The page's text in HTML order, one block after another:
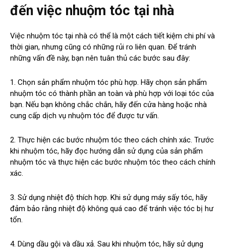
đến việc nhuộm tóc tại nhà
Việc nhuộm tóc tại nhà có thể là một cách tiết kiệm chi phí và
thời gian, nhưng cũng có những rủi ro liên quan. Để tránh
những vấn đề này, bạn nên tuân thủ các bước sau đây:
1. Chọn sản phẩm nhuộm tóc phù hợp. Hãy chọn sản phẩm
nhuộm tóc có thành phần an toàn và phù hợp với loại tóc của
bạn. Nếu bạn không chắc chắn, hãy đến cửa hàng hoặc nhà
cung cấp dịch vụ nhuộm tóc để được tư vấn.
2. Thực hiện các bước nhuộm tóc theo cách chính xác. Trước
khi nhuộm tóc, hãy đọc hướng dẫn sử dụng của sản phẩm
nhuộm tóc và thực hiện các bước nhuộm tóc theo cách chính
xác.
3. Sử dụng nhiệt độ thích hợp. Khi sử dụng máy sấy tóc, hãy
đảm bảo rằng nhiệt độ không quá cao để tránh việc tóc bị hư
tổn.
4. Dùng dầu gội và dầu xả. Sau khi nhuộm tóc, hãy sử dụng